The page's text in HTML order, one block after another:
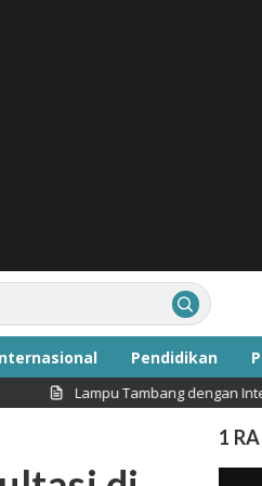
Pendidikan
Inspirasi
Lampu Tambang dengan Intensitas
1